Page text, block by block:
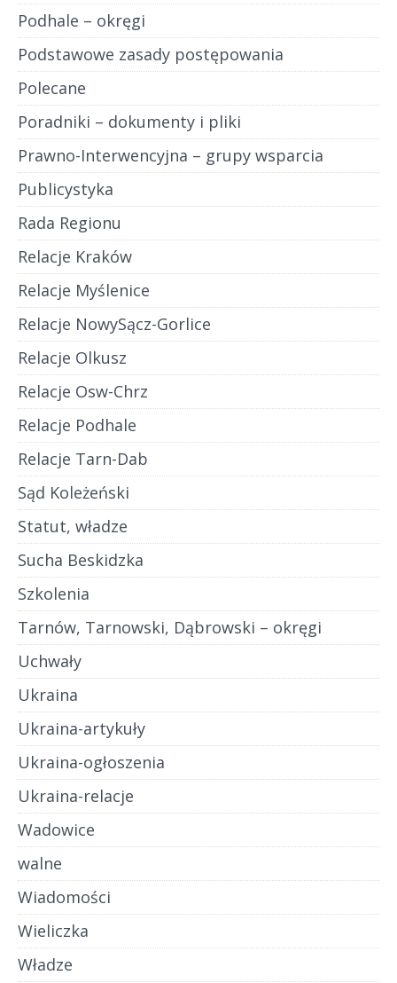
Podhale – okręgi
Podstawowe zasady postępowania
Polecane
Poradniki – dokumenty i pliki
Prawno-Interwencyjna – grupy wsparcia
Publicystyka
Rada Regionu
Relacje Kraków
Relacje Myślenice
Relacje NowySącz-Gorlice
Relacje Olkusz
Relacje Osw-Chrz
Relacje Podhale
Relacje Tarn-Dab
Sąd Koleżeński
Statut, władze
Sucha Beskidzka
Szkolenia
Tarnów, Tarnowski, Dąbrowski – okręgi
Uchwały
Ukraina
Ukraina-artykuły
Ukraina-ogłoszenia
Ukraina-relacje
Wadowice
walne
Wiadomości
Wieliczka
Władze